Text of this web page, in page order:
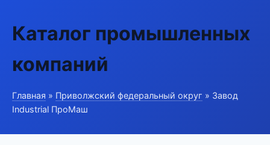
Каталог промышленных
компаний
Главная » Приволжский федеральный округ » Завод
Industrial ПроМаш